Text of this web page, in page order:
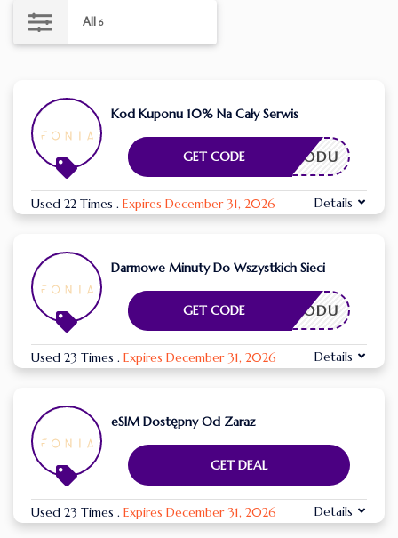
All 6
Kod Kuponu 10% Na Cały Serwis
ESZ KODU
GET CODE
Used 22 Times . Expires December 31, 2026 Details
Darmowe Minuty Do Wszystkich Sieci
ESZ KODU
GET CODE
Used 23 Times . Expires December 31, 2026 Details
eSIM Dostępny Od Zaraz
GET DEAL
Used 23 Times . Expires December 31, 2026 Details